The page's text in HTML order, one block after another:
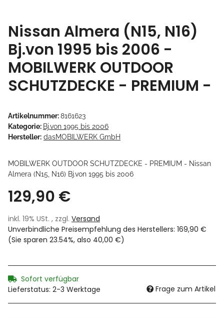
Nissan Almera (N15, N16)
Bj.von 1995 bis 2006 -
MOBILWERK OUTDOOR
SCHUTZDECKE - PREMIUM -
Artikelnummer:8161623
Kategorie: Bj.von 1995 bis 2006
Hersteller: dasMOBILWERK GmbH
MOBILWERK OUTDOOR SCHUTZDECKE - PREMIUM - Nissan
Almera (N15, N16) Bj.von 1995 bis 2006
129,90 €
inkl. 19% USt. , zzgl. Versand
Unverbindliche Preisempfehlung des Herstellers: 169,90 €
(Sie sparen 23.54%, also 40,00 €)
Sofort verfügbar
Lieferstatus: 2-3 Werktage
Frage zum Artikel